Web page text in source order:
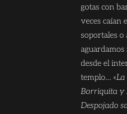
gotas con
veces caían
soportales o
aguardamos
desde el
templo… «La
Borriquita y
Despojado